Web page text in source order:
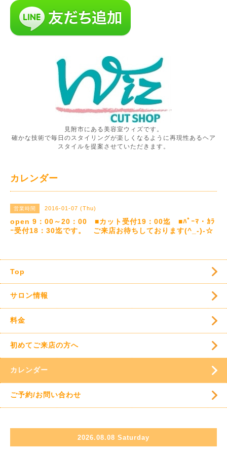
見附市にある美容室ウィズです。
確かな技術で毎日のスタイリングが楽しくなるように再現性あるヘア
スタイルを提案させていただきます。
カレンダー
営業時間 2016-01-07 (Thu)
open 9：00～20：00 ■カット受付19：00迄 ■ﾊﾟｰﾏ・ｶﾗ
ｰ受付18：30迄です。 ご来店お待ちしております(^_-)-☆
Top
サロン情報
料金
初めてご来店の方へ
カレンダー
ご予約/お問い合わせ
2026.08.08 Saturday